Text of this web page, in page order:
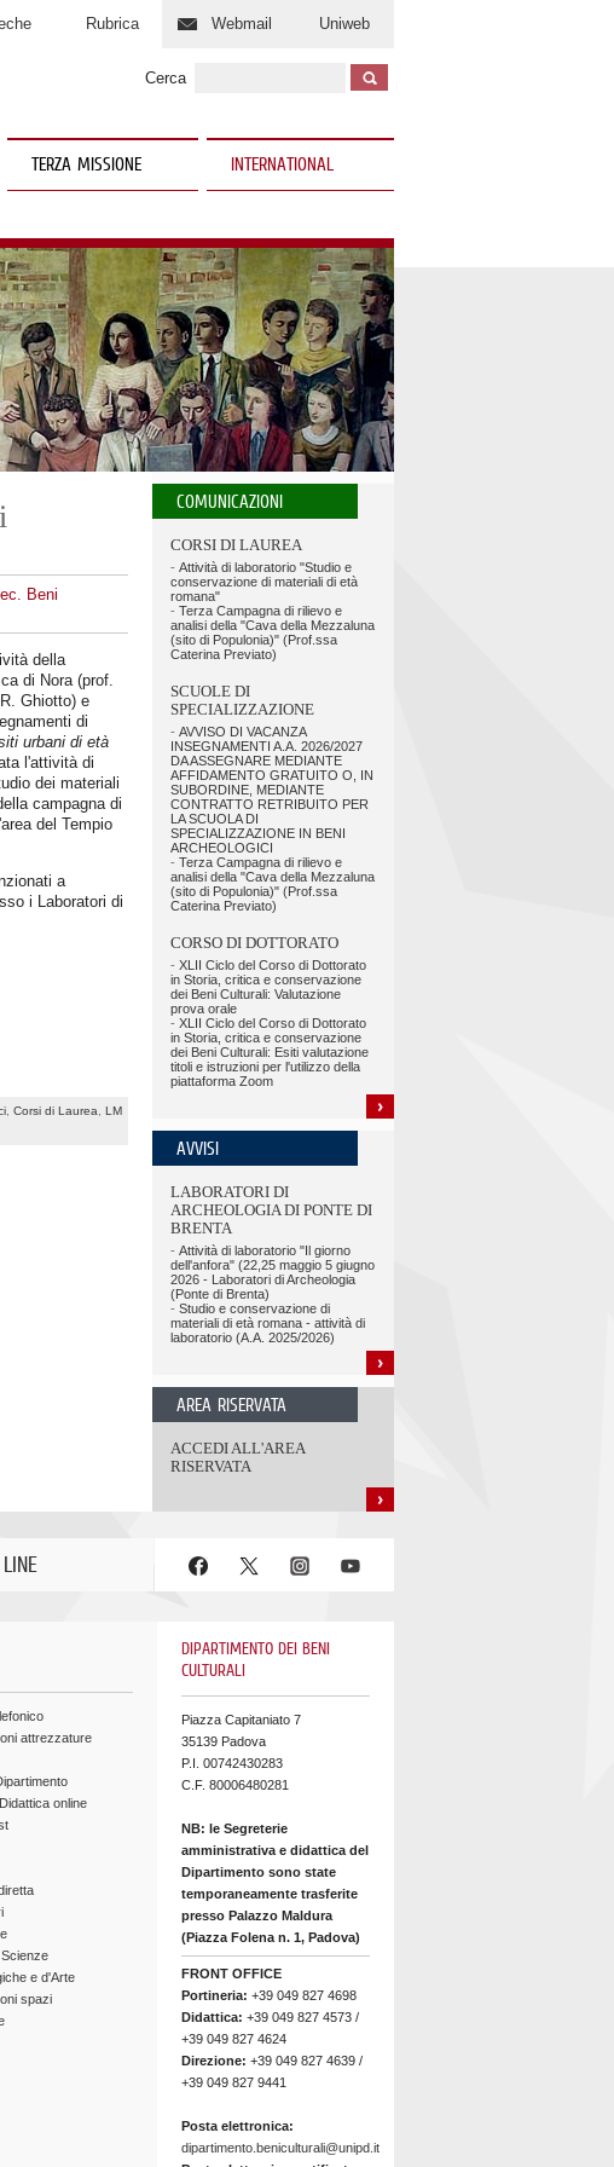
Rubrica Webmail Uniweb
Cerca
TERZA MISSIONE INTERNATIONAL
Beni
della
di Nora (prof.
Ghiotto) e
di
urbani di età
l'attività di
dei materiali
campagna di
del Tempio
a
i Laboratori di
Corsi di Laurea
LM
COMUNICAZIONI
CORSI DI LAUREA
- Attività di laboratorio "Studio e
conservazione di materiali di età
romana"
- Terza Campagna di rilievo e
analisi della "Cava della Mezzaluna
(sito di Populonia)" (Prof.ssa
Caterina Previato)
SCUOLE DI
SPECIALIZZAZIONE
- AVVISO DI VACANZA
INSEGNAMENTI A.A. 2026/2027
DA ASSEGNARE MEDIANTE
AFFIDAMENTO GRATUITO O, IN
SUBORDINE, MEDIANTE
CONTRATTO RETRIBUITO PER
LA SCUOLA DI
SPECIALIZZAZIONE IN BENI
ARCHEOLOGICI
- Terza Campagna di rilievo e
analisi della "Cava della Mezzaluna
(sito di Populonia)" (Prof.ssa
Caterina Previato)
CORSO DI DOTTORATO
- XLII Ciclo del Corso di Dottorato
in Storia, critica e conservazione
dei Beni Culturali: Valutazione
prova orale
- XLII Ciclo del Corso di Dottorato
in Storia, critica e conservazione
dei Beni Culturali: Esiti valutazione
titoli e istruzioni per l'utilizzo della
piattaforma Zoom
AVVISI
LABORATORI DI
ARCHEOLOGIA DI PONTE DI
BRENTA
- Attività di laboratorio "Il giorno
dell'anfora" (22,25 maggio 5 giugno
2026 - Laboratori di Archeologia
(Ponte di Brenta)
- Studio e conservazione di
materiali di età romana - attività di
laboratorio (A.A. 2025/2026)
AREA RISERVATA
ACCEDI ALL'AREA
RISERVATA
attrezzature
online
e d'Arte
spazi
DIPARTIMENTO DEI BENI
CULTURALI
Piazza Capitaniato 7
35139 Padova
P.I. 00742430283
C.F. 80006480281
NB: le Segreterie
amministrativa e didattica del
Dipartimento sono state
temporaneamente trasferite
presso Palazzo Maldura
(Piazza Folena n. 1, Padova)
FRONT OFFICE
Portineria: +39 049 827 4698
Didattica: +39 049 827 4573 /
+39 049 827 4624
Direzione: +39 049 827 4639 /
+39 049 827 9441
Posta elettronica:
dipartimento.beniculturali@unipd.it